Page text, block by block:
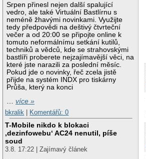
Srpen přinesl nejen další spalující
vedro, ale také Virtuální Bastlírnu s
neméně žhavými novinkami. Využijte
tedy předpovědi na deštivý čtvrteční
večer a od 20:00 se připojte online k
tomuto neformálnímu setkání kutilů,
techniků a vědců, kde se strahovskými
bastlíři proberete nejzajímavější věci, na
které jste narazili za poslední měsíc.
Pokud jde o novinky, řeč zcela jistě
přijde na systém INDX pro tiskárny
Průša, který na konci
…více »
bkralik | Komentářů: 0
T-Mobile nikdo k blokaci
‚dezinfowebu‘ AC24 nenutil, píše
soud
3.8. 17:22 | Zajímavý článek